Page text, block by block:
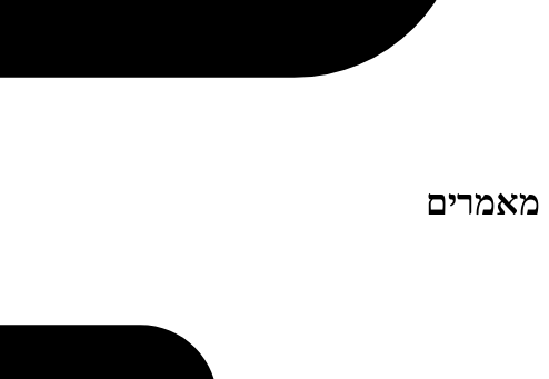
מאמרים